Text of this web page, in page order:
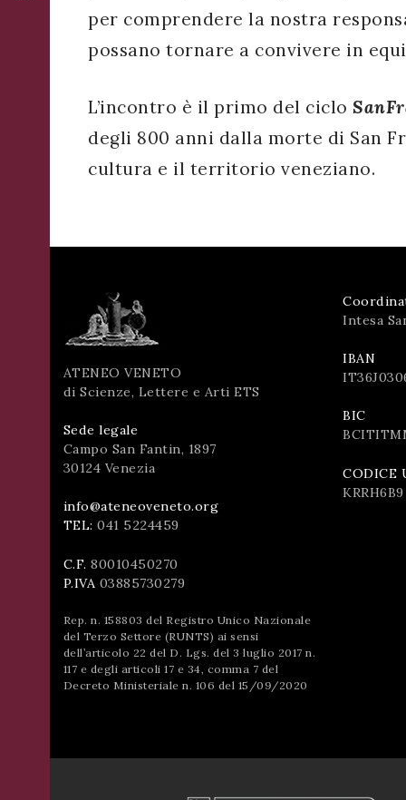
per comprendere la nostra
possano tornare a convivere in
L’incontro è il primo del ciclo
degli 800 anni dalla morte di San
cultura e il territorio veneziano.
ATENEO VENETO
di Scienze, Lettere e Arti ETS
Sede legale
Campo San Fantin, 1897
30124 Venezia
info@ateneoveneto.org
TEL: 041 5224459
C.F. 80010450270
P.IVA 03885730279
Rep. n. 158803 del Registro Unico Nazionale
del Terzo Settore (RUNTS) ai sensi
dell’articolo 22 del D. Lgs. del 3 luglio 2017 n.
117 e degli articoli 17 e 34, comma 7 del
Decreto Ministeriale n. 106 del 15/09/2020
Intesa
IBAN
BIC
CODICE
KRRH6B9